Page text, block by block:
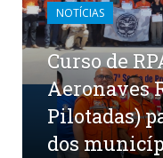
NOTÍCIAS
Curso de
Aeronaves
Pilotadas)
dos